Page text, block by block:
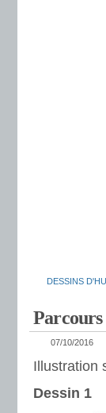
DESSINS
07/10/2016
Illustration
Dessin 1